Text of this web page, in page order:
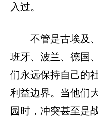
入过。
不管是古埃及
班牙、波兰、德国
们永远保持自己的
利益边界。当他们
园时，冲突甚至是